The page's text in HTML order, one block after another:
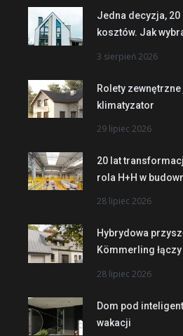
Jedna decyzja,
kosztów. Jak
3 sierpień 2026
Rolety
klimatyzator
29 lipiec 2026
20 lat
rola H+H w
28 lipiec 2026
Hybrydowa
Kömmerling
28 lipiec 2026
Dom pod
wakacji